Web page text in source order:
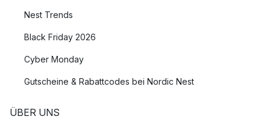
Nest Trends
Black Friday 2026
Cyber Monday
Gutscheine & Rabattcodes bei Nordic Nest
ÜBER UNS